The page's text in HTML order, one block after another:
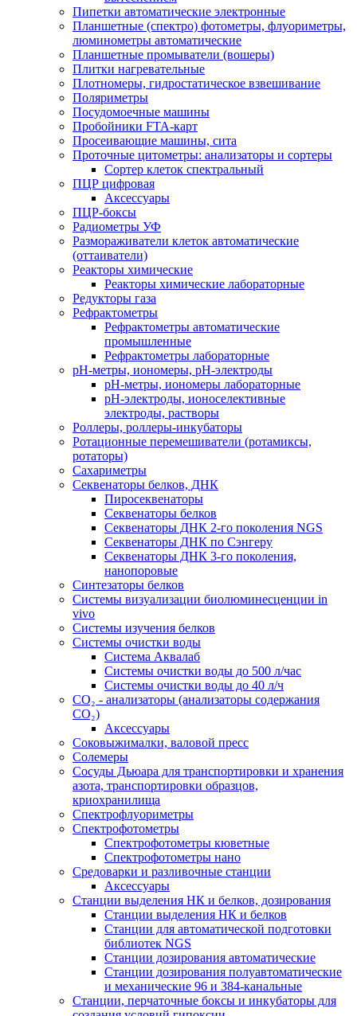
Пипетки автоматические электронные
Планшетные (спектро) фотометры, флуориметры,
люминометры автоматические
Планшетные промыватели (вошеры)
Плитки нагревательные
Плотномеры, гидростатическое взвешивание
Поляриметры
Посудомоечные машины
Пробойники FTA-карт
Просеивающие машины, сита
Проточные цитометры: анализаторы и сортеры
Сортер клеток спектральный
ПЦР цифровая
Аксессуары
ПЦР-боксы
Радиометры УФ
Размораживатели клеток автоматические
(оттаиватели)
Реакторы химические
Реакторы химические лабораторные
Редукторы газа
Рефрактометры
Рефрактометры автоматические
промышленные
Рефрактометры лабораторные
рН-метры, иономеры, рН-электроды
рН-метры, иономеры лабораторные
рН-электроды, ионоселективные
электроды, растворы
Роллеры, роллеры-инкубаторы
Ротационные перемешиватели (ротамиксы,
ротаторы)
Сахариметры
Секвенаторы белков, ДНК
Пиросеквенаторы
Секвенаторы белков
Секвенаторы ДНК 2-го поколения NGS
Секвенаторы ДНК по Сэнгеру
Секвенаторы ДНК 3-го поколения,
нанопоровые
Синтезаторы белков
Системы визуализации биолюминесценции in
vivo
Системы изучения белков
Системы очистки воды
Система Аквалаб
Системы очистки воды до 500 л/час
Системы очистки воды до 40 л/ч
СО₂ - анализаторы (анализаторы содержания
СО₂)
Аксессуары
Соковыжималки, валовой пресс
Солемеры
Сосуды Дьюара для транспортировки и хранения
азота, транспортировки образцов,
криохранилища
Спектрофлуориметры
Спектрофотометры
Спектрофотометры кюветные
Спектрофотометры нано
Средоварки и разливочные станции
Аксессуары
Станции выделения НК и белков, дозирования
Станции выделения НК и белков
Станции для автоматической подготовки
библиотек NGS
Станции дозирования автоматические
Станции дозирования полуавтоматические
и механические 96 и 384-канальные
Станции, перчаточные боксы и инкубаторы для